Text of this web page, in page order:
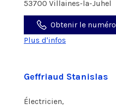
53700 Villaines-la-Juhel
Obtenir le numéro
Plus d'infos
Geffriaud Stanislas
Électricien,